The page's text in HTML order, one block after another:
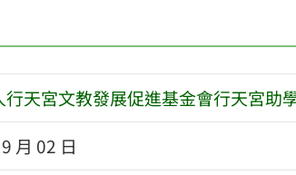
行天宮文教發展促進基金會行天宮助
月 02 日